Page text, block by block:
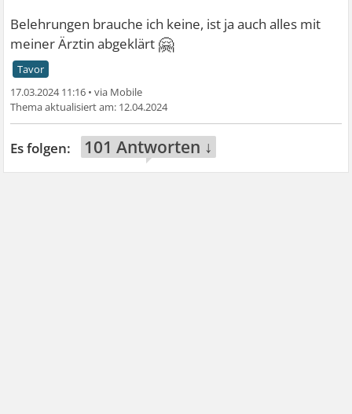
Belehrungen brauche ich keine, ist ja auch alles mit
meiner Ärztin abgeklärt 🤗
Tavor
17.03.2024 11:16 •
12.04.2024
101 Antworten ↓